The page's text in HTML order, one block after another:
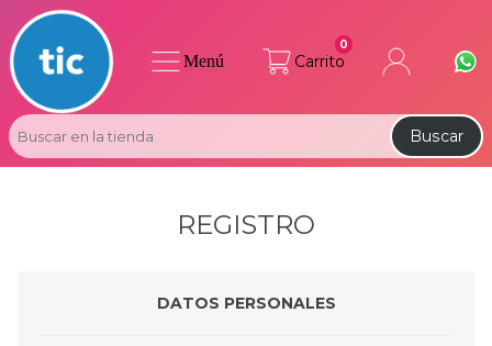
Carrito
0
Buscar
Menú
REGISTRO
DATOS PERSONALES